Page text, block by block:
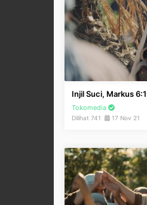
Injil Suci, Markus
Tokomedia
Dilihat 741 17 Nov 21